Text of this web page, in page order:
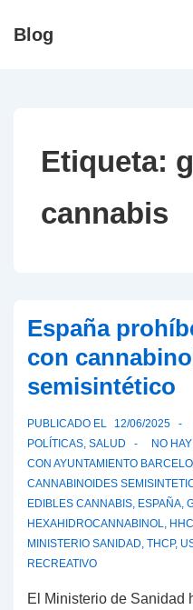
Saltar
Blog
Etiqueta:
cannabis
España
con
semisintético
PUBLICADO EL 12/06/2025
POLÍTICAS, SALUD NO
CON AYUNTAMIENTO
CANNABINOIDES
EDIBLES CANNABIS, ESPAÑA,
HEXAHIDROCANNABINOL, HHC
MINISTERIO SANIDAD, THCP,
RECREATIVO
El Ministerio de Sanidad